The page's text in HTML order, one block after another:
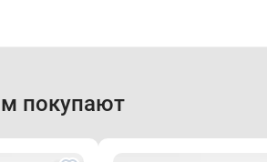
покупают